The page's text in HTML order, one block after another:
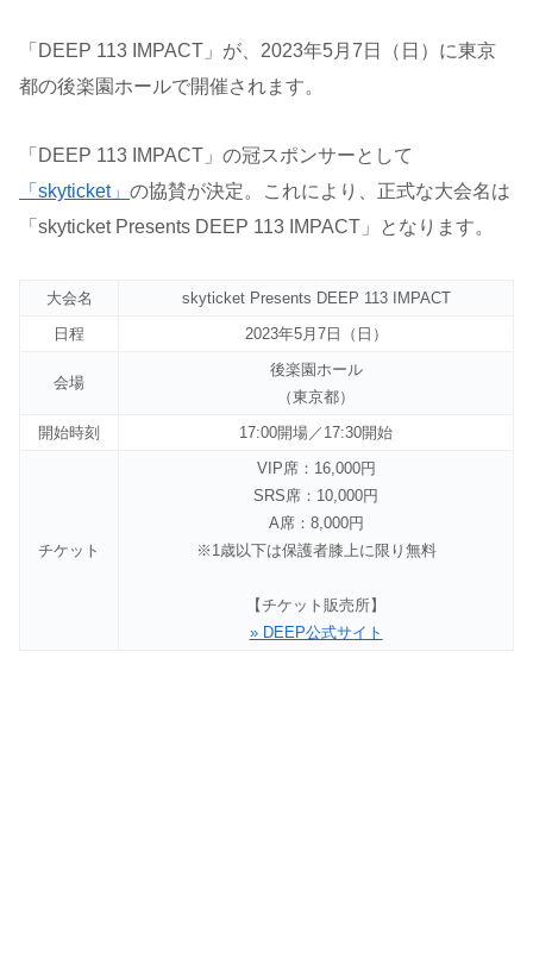
「DEEP 113 IMPACT」が、2023年5月7日（日）に東京
都の後楽園ホールで開催されます。
「DEEP 113 IMPACT」の冠スポンサーとして
「skyticket」 の協賛が決定。これにより、正式な大会名は
「skyticket Presents DEEP 113 IMPACT」となります。
大会名
skyticket Presents DEEP 113 IMPACT
日程
2023年5月7日（日）
会場
後楽園ホール
（東京都）
開始時刻
17:00開場／17:30開始
チケット
VIP席：16,000円
SRS席：10,000円
A席：8,000円
※1歳以下は保護者膝上に限り無料
【チケット販売所】
» DEEP公式サイト